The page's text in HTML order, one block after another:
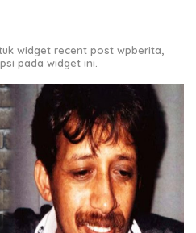
widget recent post wpberita,
pada widget ini.